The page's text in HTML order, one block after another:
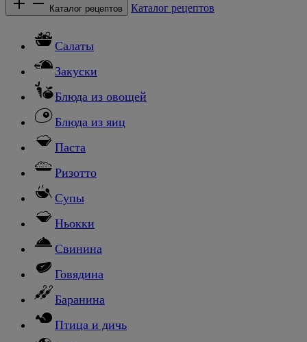
Каталог рецептов Каталог рецептов
Салаты
Закуски
Блюда из овощей
Блюда из яиц
Паста
Ризотто
Супы
Ньокки
Свинина
Говядина
Баранина
Птица и дичь